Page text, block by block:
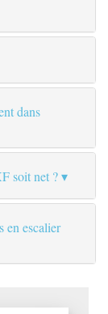
dans
soit net ?
en escalier